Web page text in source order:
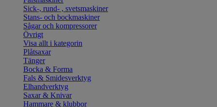
Sick-, rund- , svetsmaskiner
Stans- och bockmaskiner
Sågar och kompressorer
Övrigt
Visa allt i kategorin
Plåtsaxar
Tänger
Bocka & Forma
Fals & Smidesverktyg
Elhandverktyg
Saxar & Knivar
Hammare & klubbor